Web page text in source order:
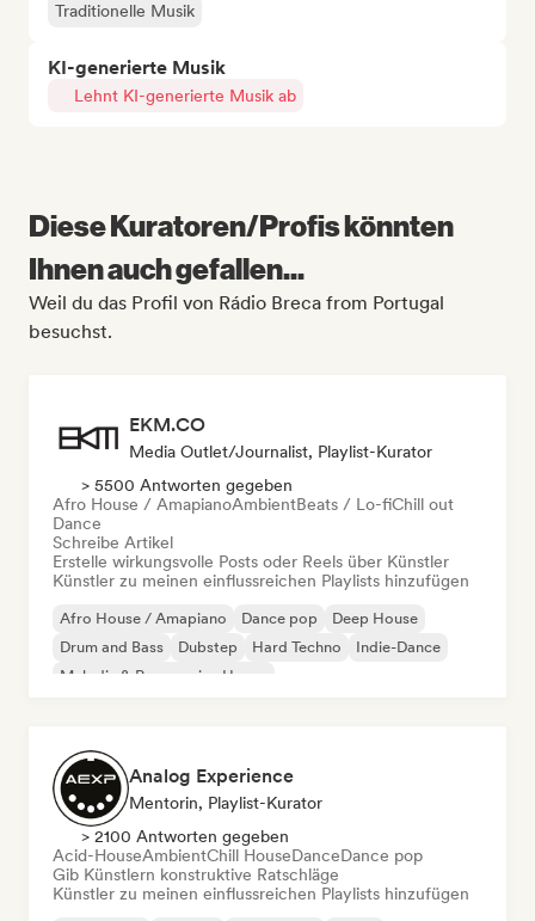
Traditionelle Musik
KI-generierte Musik
Lehnt KI-generierte Musik ab
Diese Kuratoren/Profis könnten
Ihnen auch gefallen...
Weil du das Profil von Rádio Breca from Portugal
besuchst.
EKM.CO
Media Outlet/Journalist, Playlist-Kurator
> 5500 Antworten gegeben
Afro House / AmapianoAmbientBeats / Lo-fiChill out
Dance
Schreibe Artikel
Erstelle wirkungsvolle Posts oder Reels über Künstler
Künstler zu meinen einflussreichen Playlists hinzufügen
Afro House / Amapiano Dance pop
Deep House
Drum and Bass
Dubstep Hard Techno
Indie-Dance
Melodic & Progressive House
Analog Experience
Mentorin, Playlist-Kurator
> 2100 Antworten gegeben
Acid-HouseAmbientChill HouseDanceDance pop
Gib Künstlern konstruktive Ratschläge
Künstler zu meinen einflussreichen Playlists hinzufügen